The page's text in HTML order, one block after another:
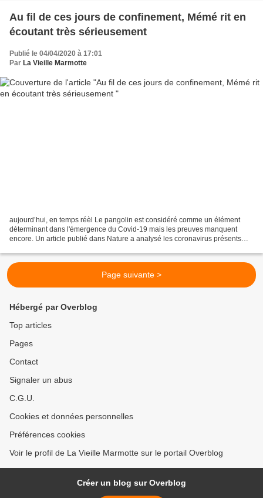
Au fil de ces jours de confinement, Mémé rit en
écoutant très sérieusement
Publié le 04/04/2020 à 17:01
Par La Vieille Marmotte
aujourd’hui, en temps réèl Le pangolin est considéré comme un élément
déterminant dans l'émergence du Covid-19 mais les preuves manquent
encore. Un article publié dans Nature a analysé les coronavirus présents
Page suivante >
Hébergé par Overblog
Top articles
Pages
Contact
Signaler un abus
C.G.U.
Cookies et données personnelles
Préférences cookies
Voir le profil de La Vieille Marmotte sur le portail Overblog
Créer un blog sur Overblog